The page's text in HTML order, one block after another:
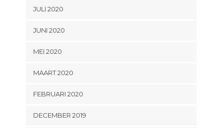
JULI 2020
JUNI 2020
MEI 2020
MAART 2020
FEBRUARI 2020
DECEMBER 2019